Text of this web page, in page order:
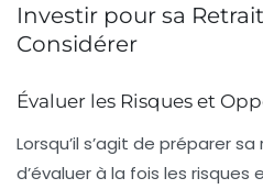
Investir pour sa
Considérer
Évaluer les Risques et
Lorsqu’il s’agit de préparer sa
d’évaluer à la fois les risques